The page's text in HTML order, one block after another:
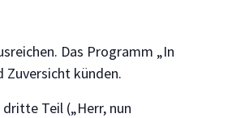
Das Programm „In
Zuversicht künden.
Teil („Herr, nun